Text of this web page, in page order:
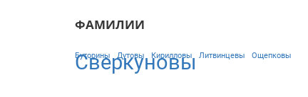
ФАМИЛИИ
Буторины Дутовы Кирилловы Литвинцевы Ощепковы
Сверкуновы